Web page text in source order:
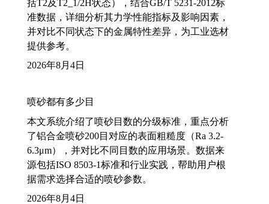
括T2及T2_1/2H状态），结合GB/T 5231-2012标
准数据，详细分析其力学性能指标及影响因素，
并对比不同状态下的金属特性差异，为工业选材
提供参考。
2026年8月4日
喷砂都有多少目
本文系统介绍了喷砂目数的分级标准，重点分析
了铝合金喷砂200目对应的表面粗糙度（Ra 3.2-
6.3μm），并对比不同目数的应用场景。数据来
源包括ISO 8503-1标准和行业实践，帮助用户根
据需求选择合适的喷砂参数。
2026年8月4日